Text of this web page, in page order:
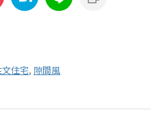
文住宅, 隙間風